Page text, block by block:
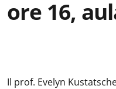
ore 16,
Il prof. Evelyn